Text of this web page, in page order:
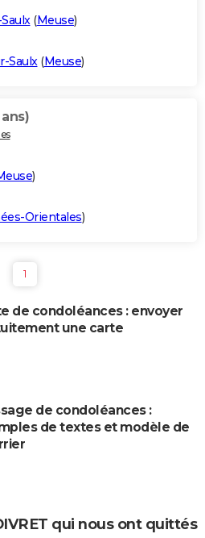
(Meuse)
Saulx(Meuse)
)
Orientales)
1
de condoléances : envoyer
une carte
de condoléances :
de textes et modèle de
qui nous ont quittés